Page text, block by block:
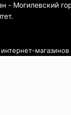
- Могилевский
магазинов